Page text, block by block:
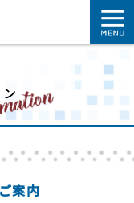
案内